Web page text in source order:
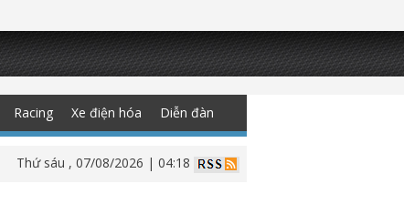
Racing Xe điện hóa Diễn đàn
Thứ sáu , 07/08/2026 | 04:18